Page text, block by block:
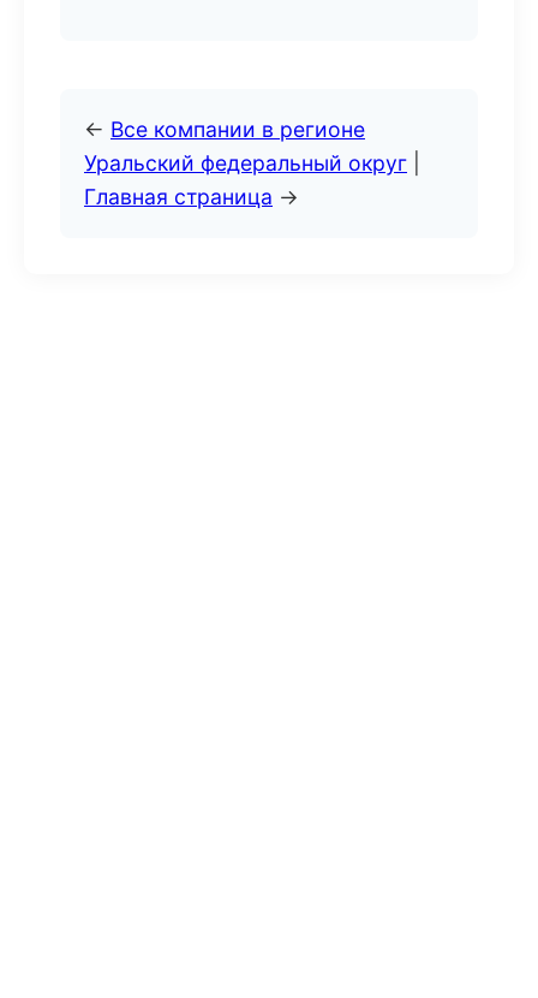
← Все компании в регионе
Уральский федеральный округ
Главная страница →